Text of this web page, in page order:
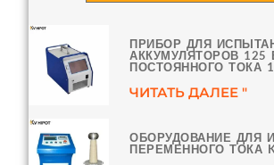
ПРИБОР ДЛЯ
АККУМУЛЯТОРОВ 125
ПОСТОЯННОГО ТОКА
ЧИТАТЬ ДАЛЕЕ "
ОБОРУДОВАНИЕ ДЛЯ
ПЕРЕМЕННОГО ТОКА